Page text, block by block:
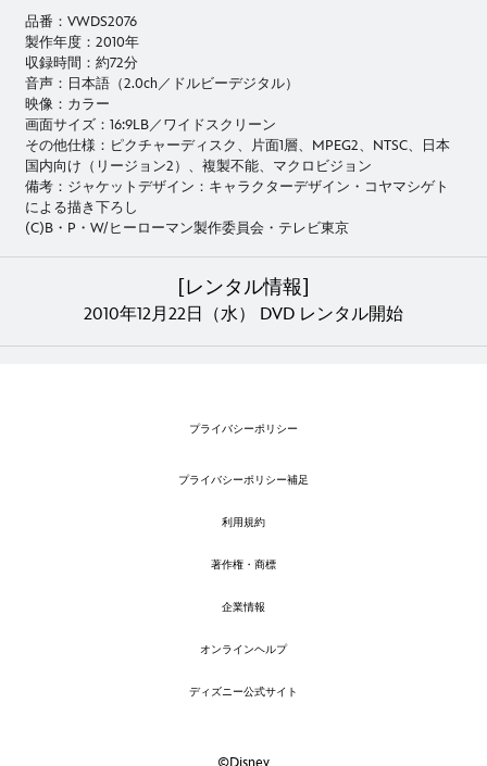
品番：VWDS2076
製作年度：2010年
収録時間：約72分
音声：日本語（2.0ch／ドルビーデジタル）
映像：カラー
画面サイズ：16:9LB／ワイドスクリーン
その他仕様：ピクチャーディスク、片面1層、MPEG2、NTSC、日本
国内向け（リージョン2）、複製不能、マクロビジョン
備考：ジャケットデザイン：キャラクターデザイン・コヤマシゲト
による描き下ろし
(C)B・P・W/ヒーローマン製作委員会・テレビ東京
[レンタル情報]
2010年12月22日（水） DVD レンタル開始
プライバシーポリシー
プライバシーポリシー補足
利用規約
著作権・商標
企業情報
オンラインヘルプ
ディズニー公式サイト